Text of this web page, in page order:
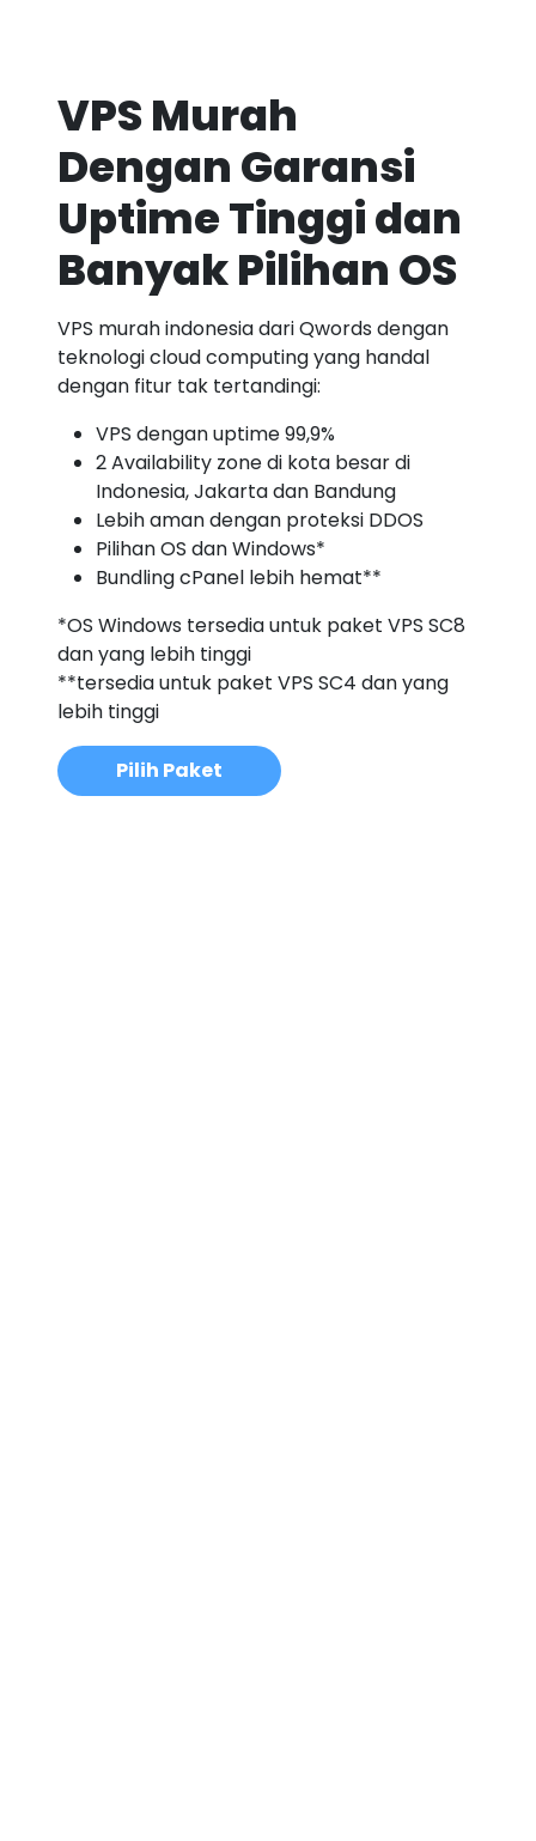
VPS Murah
Dengan Garansi
Uptime Tinggi dan
Banyak Pilihan OS
VPS murah indonesia dari Qwords dengan
teknologi cloud computing yang handal
dengan fitur tak tertandingi:
VPS dengan uptime 99,9%
2 Availability zone di kota besar di
Indonesia, Jakarta dan Bandung
Lebih aman dengan proteksi DDOS
Pilihan OS dan Windows*
Bundling cPanel lebih hemat**
*OS Windows tersedia untuk paket VPS SC8
dan yang lebih tinggi
**tersedia untuk paket VPS SC4 dan yang
lebih tinggi
Pilih Paket